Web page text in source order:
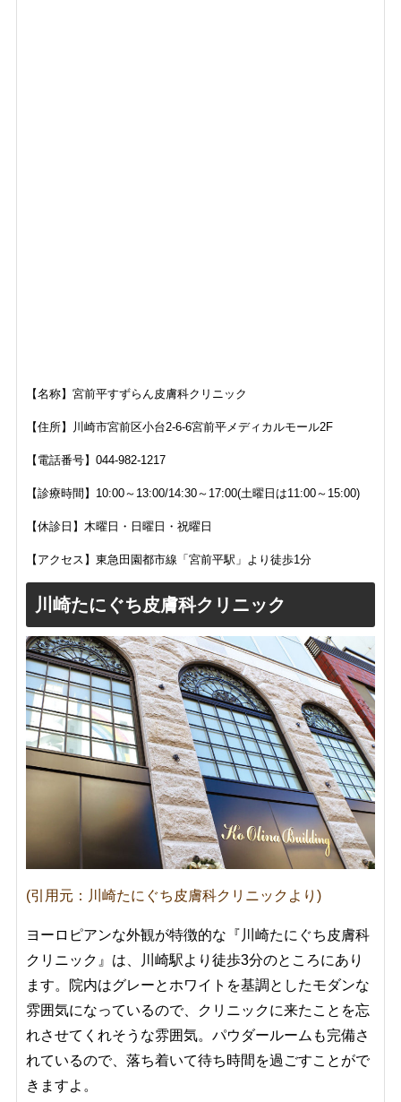
【名称】宮前平すずらん皮膚科クリニック
【住所】 川崎市宮前区小台2-6-6宮前平メディカルモール2F
【電話番号】044-982-1217
【診療時間】 10:00～13:00/14:30～17:00(土曜日は11:00～15:00)
【休診日】 木曜日・日曜日・祝曜日
【アクセス】東急田園都市線「宮前平駅」より徒歩1分
川崎たにぐち皮膚科クリニック
(引用元：川崎たにぐち皮膚科クリニックより)
ヨーロピアンな外観が特徴的な『川崎たにぐち皮膚科
クリニック』は、川崎駅より徒歩3分のところにあり
ます。院内はグレーとホワイトを基調としたモダンな
雰囲気になっているので、クリニックに来たことを忘
れさせてくれそうな雰囲気。パウダールームも完備さ
れているので、落ち着いて待ち時間を過ごすことがで
きますよ。